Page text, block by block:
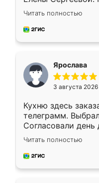
короткие сроки
для замера
предложил по
Читать полностью
Ярослава
3 августа 2026
Кухню здесь
телеграмм.
Согласовали
недели кухня
довольны
мебель за
Читать полностью